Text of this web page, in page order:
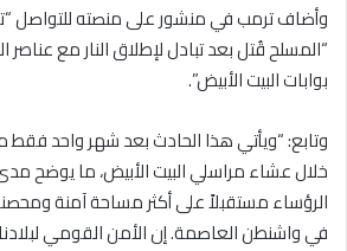
وأضاف ترمب في منشور على منصته للتواصل
“المسلح قُتل بعد تبادل لإطلاق النار مع
بوابات البيت الأبيض”.
وتابع: “ويأتي هذا الحادث بعد شهر واحد فقط
خلال عشاء مراسلي البيت الأبيض، ما يوضح
الرؤساء مستقبلاً على أكثر مساحة آمنة
في واشنطن العاصمة. إن الأمن القومي